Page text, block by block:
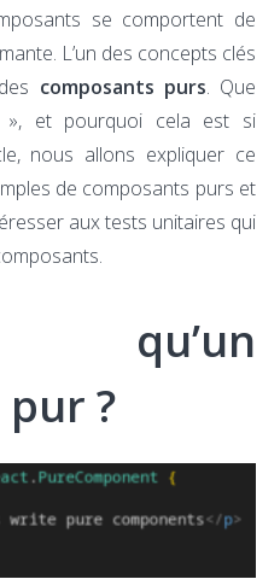
se comportent de
L’un des concepts clés
composants purs. Que
», et pourquoi cela est si
nous allons expliquer ce
de composants purs et
aux tests unitaires qui
qu’un
?